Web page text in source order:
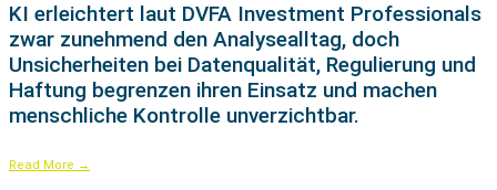
KI erleichtert laut DVFA Investment Professionals
zwar zunehmend den Analysealltag, doch
Unsicherheiten bei Datenqualität, Regulierung und
Haftung begrenzen ihren Einsatz und machen
menschliche Kontrolle unverzichtbar.
Read More →